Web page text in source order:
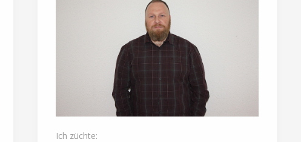
Ich züchte: